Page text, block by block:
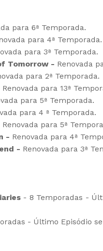
para 6ª Temporada.
para 4ª Temporada.
para 3ª Temporada.
Tomorrow - Renovada
para 2ª Temporada.
Renovada para 13ª
para 5ª Temporada.
para 4 ª Temporada.
Renovada para 5ª
- Renovada para 4ª
- Renovada para 3ª
- 8 Temporadas -
- Último Episódio